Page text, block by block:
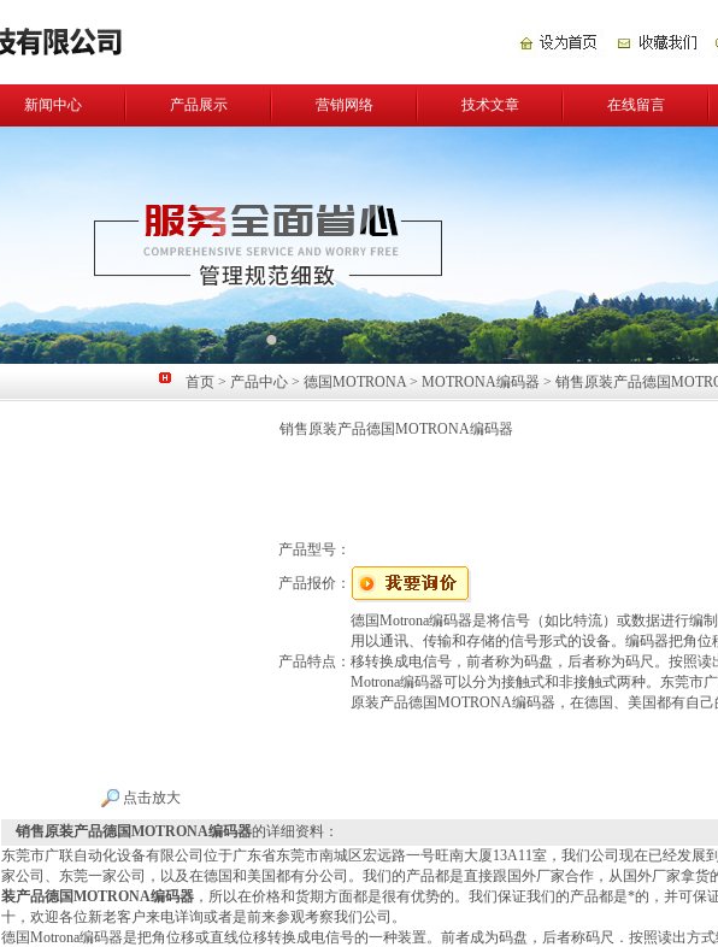
新闻中心 产品展示 营销网络 技术文章 在线留言
首页 > 产品中心 > 德国MOTRONA> MOTRONA编码器 > 销售原装产品德国
销售原装产品德国MOTRONA编码器
点击放大
产品型号：
产品报价：
产品特点：
德国Motrona编码器是将信号（如比特流）或数据进行编
用以通讯、传输和存储的信号形式的设备。编码器把角位
移转换成电信号，前者称为码盘，后者称为码尺。按照读
Motrona编码器可以分为接触式和非接触式两种。东莞市
原装产品德国MOTRONA编码器，在德国、美国都有自己
销售原装产品德国MOTRONA编码器的详细资料：
东莞市广联自动化设备有限公司位于广东省东莞市南城区宏远路一号旺南大厦13A11室，我们公司现在已经发展
家公司、东莞一家公司，以及在德国和美国都有分公司。我们的产品都是直接跟国外厂家合作，从国外厂家拿货
装产品德国MOTRONA编码器 ，所以在价格和货期方面都是很有优势的。我们保证我们的产品都是*的，并可保
十，欢迎各位新老客户来电详询或者是前来参观考察我们公司。
德国Motrona编码器是把角位移或直线位移转换成电信号的一种装置。前者成为码盘，后者称码尺．按照读出方